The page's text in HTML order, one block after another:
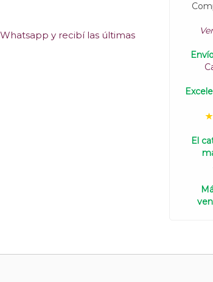
y recibí las últimas
El